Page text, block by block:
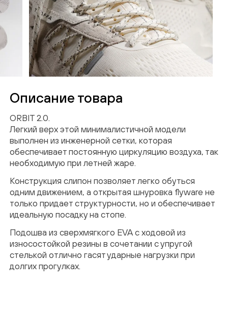
Описание товара
ORBIT 2.0.
Легкий верх этой минималистичной модели
выполнен из инженерной сетки, которая
обеспечивает постоянную циркуляцию воздуха, так
необходимую при летней жаре.
Конструкция слипон позволяет легко обуться
одним движением, а открытая шнуровка flyware не
только придает структурности, но и обеспечивает
идеальную посадку на стопе.
Подошва из сверхмягкого EVA с ходовой из
износостойкой резины в сочетании с упругой
стелькой отлично гасят ударные нагрузки при
долгих прогулках.
ОТПРАВИТЬ
Нажимая кнопку “Подписаться”, вы
соглашаетесь на обработку персональных
данных в соответствии сПолитикой
конфиденциальности